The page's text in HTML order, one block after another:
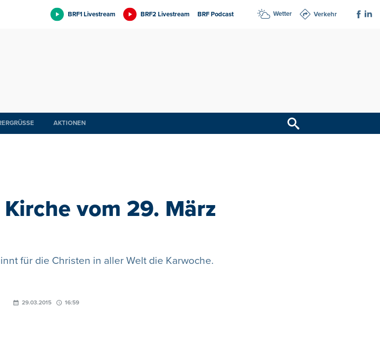
BRF1 Livestream BRF2 Livestream BRF Podcast Wetter Verkehr
AKTIONEN
vom 29. März
für die Christen in aller Welt die Karwoche.
29.03.2015 16:59